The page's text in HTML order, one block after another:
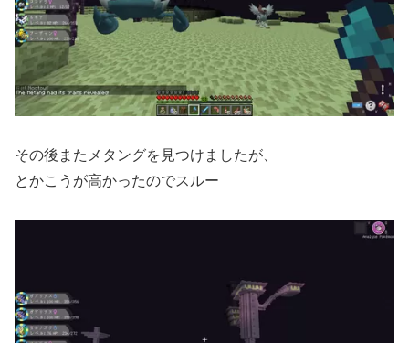
その後またメタングを見つけましたが、
とかこうが高かったのでスルー